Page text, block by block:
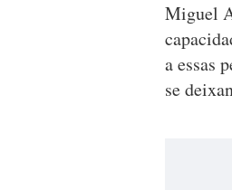
Miguel
a essas
se